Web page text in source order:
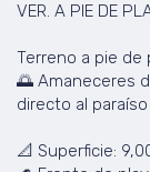
VER. A PIE DE
Terreno a pie de
🌅 Amaneceres
directo al paraíso
📐 Superficie: